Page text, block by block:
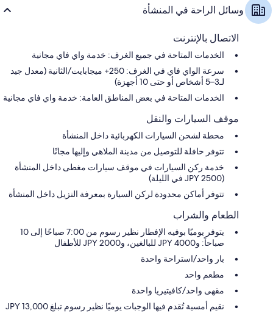
وسائل الراحة في المنشأة
الاتصال بالإنترنت
الخدمات المتاحة في جميع الغرف: خدمة واي فاي مجانية
سرعة الواي فاي في الغرف: 250+ ميجابايت/الثانية (معدل جيد
لـ3–5 أشخاص أو حتى 10 أجهزة)
الخدمات المتاحة في بعض المناطق العامة: خدمة واي فاي مجانية
موقف السيارات والنقل
محطة لشحن السيارات الكهربائية داخل المنشأة
تتوفر حافلة للتوصيل من مدينة الملاهي وإليها مجانًا
خدمة ركن السيارات في موقف سيارات مغطى داخل المنشأة
(JPY 2500 في الليلة)
تتوفر أماكن محدودة لركن السيارة بمعرفة النزيل داخل المنشأة
الطعام والشراب
يتوفر يوميًا بوفيه الإفطار نظير رسوم من 7:00 صباحًا إلى 10
صباحاً: و4000 JPY للبالغين، و2000 JPY للأطفال
بار واحد/استراحة واحدة
مطعم واحد
مقهى واحد/كافيتيريا واحدة
نقيم أمسية تُقدم فيها الوجبات يوميًا نظير رسوم تبلغ 13,000 JPY